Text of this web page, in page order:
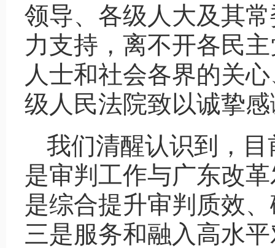
领导、各级人大及其
力支持，离不开各民
人士和社会各界的关
级人民法院致以诚挚
我们清醒认识到，
是审判工作与广东改
是综合提升审判质效
三是服务和融入高水